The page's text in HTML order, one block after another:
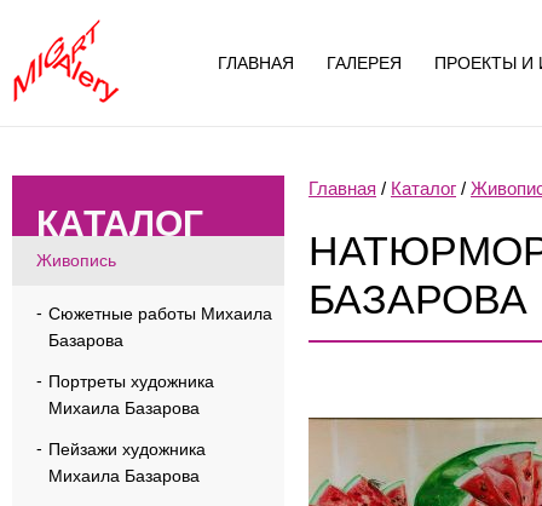
ГЛАВНАЯ ГАЛЕРЕЯ ПРОЕКТЫ И
КАТАЛОГ
Живопись
Сюжетные работы Михаила
Базарова
Портреты художника
Михаила Базарова
Пейзажи художника
Михаила Базарова
Главная / Каталог /
БАЗАРОВА